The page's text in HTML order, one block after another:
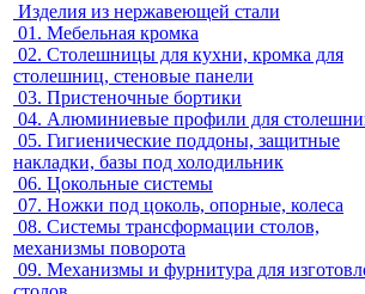
Изделия из нержавеющей стали
01. Мебельная кромка
02. Столешницы для кухни, кромка для
столешниц, стеновые панели
03. Пристеночные бортики
04. Алюминиевые профили для
05. Гигиенические поддоны, защитные
накладки, базы под холодильник
06. Цокольные системы
07. Ножки под цоколь, опорные, колеса
08. Системы трансформации столов,
механизмы поворота
09. Механизмы и фурнитура для